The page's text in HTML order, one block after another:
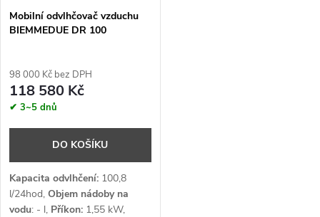
Mobilní odvlhčovač vzduchu
BIEMMEDUE DR 100
98 000 Kč bez DPH
118 580 Kč
✔ 3~5 dnů
DO KOŠÍKU
Kapacita odvlhčení: 100,8
l/24hod, Objem nádoby na
vodu: - l, Příkon: 1,55 kW,